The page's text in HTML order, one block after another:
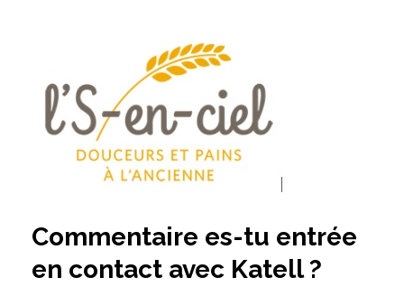
Commentaire es-tu entrée
en contact avec Katell ?